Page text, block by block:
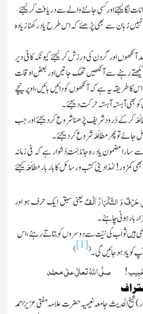
لگا لیجئے اور کسی جاننے والے سے دریافت کر لیجئے
زبان سے بھی پڑھئے کہ اس طرح یاد رکھنا زیادہ
آنکھوں اور گردن کی ورزش کر لیجئے کیونکہ کافی دیر
رہنے سے آنکھیں تھک جاتیں اور بعض اوقات
طریقہ یہ ہے کہ آنکھوں کو دائیں بائیں،اوپر نیچے
بھی آہستہ آہستہ حرکت دیجئے ۔
کر کے دُرود شریف پڑھنا شروع کردیجئے اور جب
جائے تو پھرمُطالَعَہ شروع کر دیجئے ۔
سارا مضمون یاد رہ جانا بَہُت دُشوار ہے کہ فی زمانہ
کمزور ! لہٰذا دینی کتب ورسائل کا بار بارمُطالَعَہ کیجئے
حَرْفٌ وَ التَّکْرَارُ اَلْفٌیعنی سبق ایک حرف ہو اور
بار ہونی چاہئے ۔
ہیں ثواب کی نیّت سے دوسروں کو بتاتے رہئے ، اس
کو یاد ہو جائیں گی۔(
[1]
)
! صلَّی اللہُ تعالٰی علٰی محمَّد
شیخ الحدیث جامعہ نعیمیہ حضرت علامہ مفتى عزىز احمد